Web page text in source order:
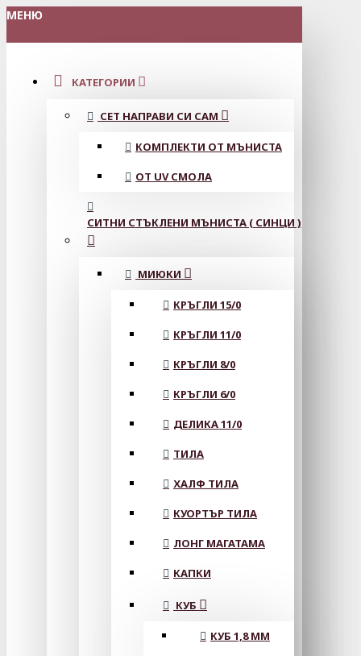
МЕНЮ
КАТЕГОРИИ
СЕТ НАПРАВИ СИ САМ
КОМПЛЕКТИ ОТ МЪНИСТА
ОТ UV СМОЛА
СИТНИ СТЪКЛЕНИ МЪНИСТА ( СИНЦИ )
МИЮКИ
КРЪГЛИ 15/0
КРЪГЛИ 11/0
КРЪГЛИ 8/0
КРЪГЛИ 6/0
ДЕЛИКА 11/0
ТИЛА
ХАЛФ ТИЛА
КУОРТЪР ТИЛА
ЛОНГ МАГАТАМА
КАПКИ
КУБ
КУБ 1,8 ММ